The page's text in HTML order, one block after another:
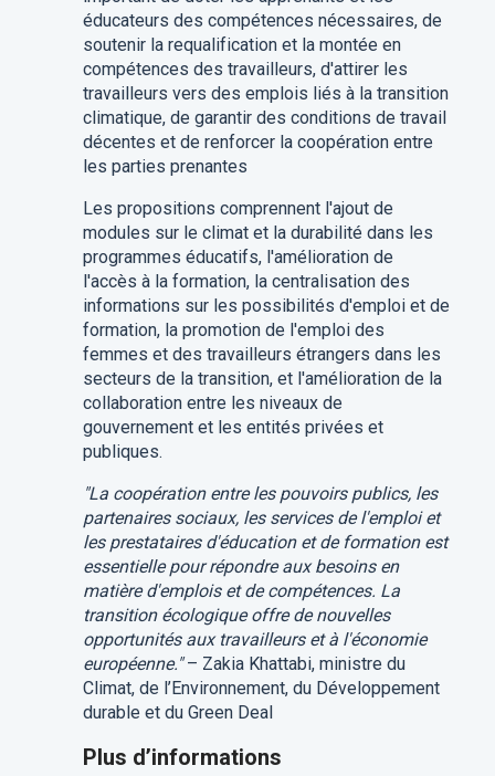
éducateurs des compétences nécessaires, de
soutenir la requalification et la montée en
compétences des travailleurs, d'attirer les
travailleurs vers des emplois liés à la transition
climatique, de garantir des conditions de travail
décentes et de renforcer la coopération entre
les parties prenantes
Les propositions comprennent l'ajout de
modules sur le climat et la durabilité dans les
programmes éducatifs, l'amélioration de
l'accès à la formation, la centralisation des
informations sur les possibilités d'emploi et de
formation, la promotion de l'emploi des
femmes et des travailleurs étrangers dans les
secteurs de la transition, et l'amélioration de la
collaboration entre les niveaux de
gouvernement et les entités privées et
publiques.
"La coopération entre les pouvoirs publics, les
partenaires sociaux, les services de l'emploi et
les prestataires d'éducation et de formation est
essentielle pour répondre aux besoins en
matière d'emplois et de compétences. La
transition écologique offre de nouvelles
opportunités aux travailleurs et à l'économie
européenne." – Zakia Khattabi, ministre du
Climat, de l’Environnement, du Développement
durable et du Green Deal
Plus d’informations